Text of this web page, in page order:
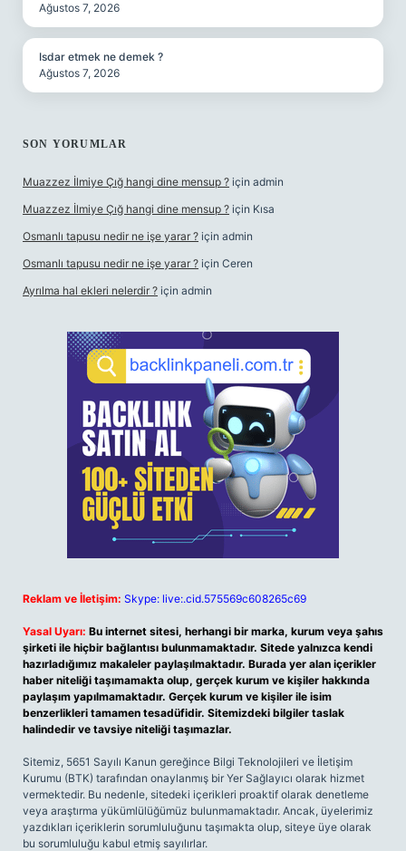
Ağustos 7, 2026
Isdar etmek ne demek ?
Ağustos 7, 2026
SON YORUMLAR
Muazzez İlmiye Çığ hangi dine mensup ? için admin
Muazzez İlmiye Çığ hangi dine mensup ? için Kısa
Osmanlı tapusu nedir ne işe yarar ? için admin
Osmanlı tapusu nedir ne işe yarar ? için Ceren
Ayrılma hal ekleri nelerdir ? için admin
Reklam ve İletişim: Skype: live:.cid.575569c608265c69
Yasal Uyarı: Bu internet sitesi, herhangi bir marka, kurum veya şahıs
şirketi ile hiçbir bağlantısı bulunmamaktadır. Sitede yalnızca kendi
hazırladığımız makaleler paylaşılmaktadır. Burada yer alan içerikler
haber niteliği taşımamakta olup, gerçek kurum ve kişiler hakkında
paylaşım yapılmamaktadır. Gerçek kurum ve kişiler ile isim
benzerlikleri tamamen tesadüfidir. Sitemizdeki bilgiler taslak
halindedir ve tavsiye niteliği taşımazlar.
Sitemiz, 5651 Sayılı Kanun gereğince Bilgi Teknolojileri ve İletişim
Kurumu (BTK) tarafından onaylanmış bir Yer Sağlayıcı olarak hizmet
vermektedir. Bu nedenle, sitedeki içerikleri proaktif olarak denetleme
veya araştırma yükümlülüğümüz bulunmamaktadır. Ancak, üyelerimiz
yazdıkları içeriklerin sorumluluğunu taşımakta olup, siteye üye olarak
bu sorumluluğu kabul etmiş sayılırlar.